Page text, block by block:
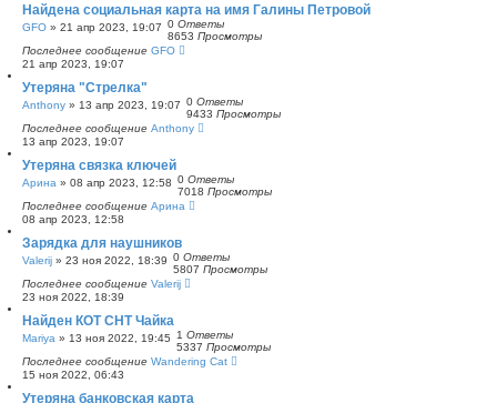
Найдена социальная карта на имя Галины Петровой
GFO » 21 апр 2023, 19:07 0 Ответы
8653 Просмотры
Последнее сообщение GFO
21 апр 2023, 19:07
Утеряна "Стрелка"
Anthony » 13 апр 2023, 19:07 0 Ответы
9433 Просмотры
Последнее сообщение Anthony
13 апр 2023, 19:07
Утеряна связка ключей
Арина » 08 апр 2023, 12:58 0 Ответы
7018 Просмотры
Последнее сообщение Арина
08 апр 2023, 12:58
Зарядка для наушников
Valerij » 23 ноя 2022, 18:39 0 Ответы
5807 Просмотры
Последнее сообщение Valerij
23 ноя 2022, 18:39
Найден КОТ СНТ Чайка
Mariya » 13 ноя 2022, 19:45 1 Ответы
5337 Просмотры
Последнее сообщение Wandering Cat
15 ноя 2022, 06:43
Утеряна банковская карта